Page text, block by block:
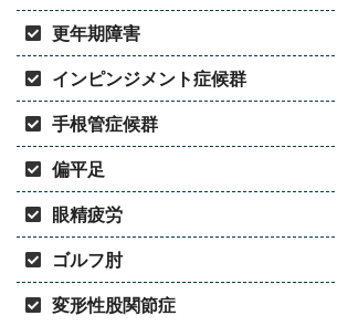
更年期障害
インピンジメント症候群
手根管症候群
偏平足
眼精疲労
ゴルフ肘
変形性股関節症